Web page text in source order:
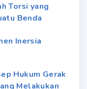
Torsi yang
Benda
Inersia
Hukum Gerak
Melakukan